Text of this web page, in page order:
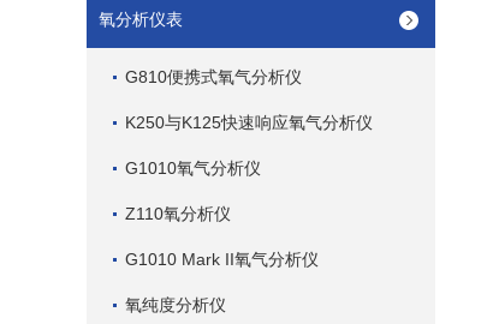
氧分析仪表
G810便携式氧气分析仪
K250与K125快速响应氧气分析仪
G1010氧气分析仪
Z110氧分析仪
G1010 Mark II氧气分析仪
氧纯度分析仪